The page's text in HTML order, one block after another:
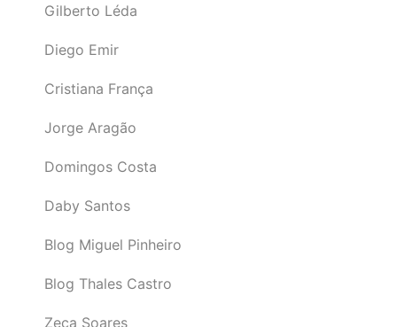
Gilberto Léda
Diego Emir
Cristiana França
Jorge Aragão
Domingos Costa
Daby Santos
Blog Miguel Pinheiro
Blog Thales Castro
Zeca Soares